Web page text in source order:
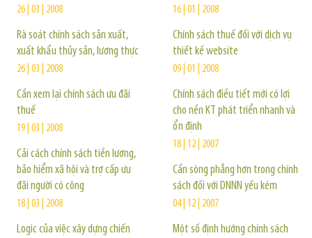
26 | 03 | 2008
Rà soát chính sách sản xuất,
xuất khẩu thủy sản, lương thực
26 | 03 | 2008
Cần xem lại chính sách ưu đãi
thuế
19 | 03 | 2008
Cải cách chính sách tiền lương,
bảo hiểm xã hội và trợ cấp ưu
đãi người có công
18 | 03 | 2008
Logic của việc xây dựng chiến
16 | 01 | 2008
Chính sách thuế đối với dịch vụ
thiết kế website
09 | 01 | 2008
Chính sách điều tiết mới có lợi
cho nền KT phát triển nhanh và
ổn định
18 | 12 | 2007
Cần sòng phẳng hơn trong chính
sách đối với DNNN yếu kém
04 | 12 | 2007
Một số định hướng chính sách